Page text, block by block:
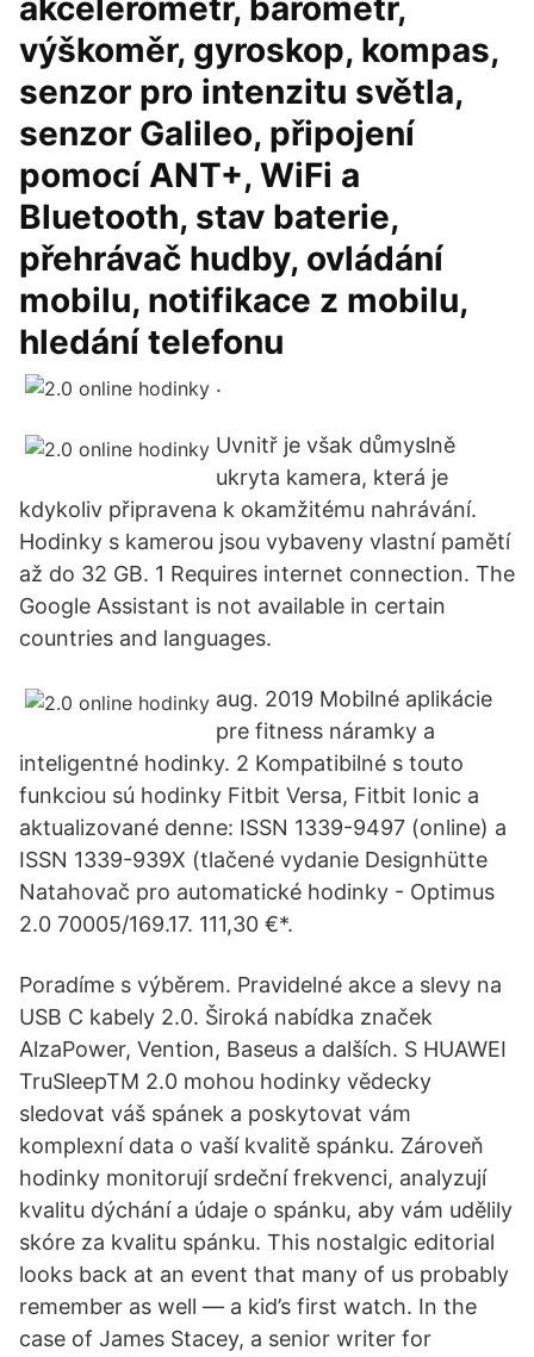
akcelerometr, barometr,
výškoměr, gyroskop, kompas,
senzor pro intenzitu světla,
senzor Galileo, připojení
pomocí ANT+, WiFi a
Bluetooth, stav baterie,
přehrávač hudby, ovládání
mobilu, notifikace z mobilu,
hledání telefonu
.
Uvnitř je však důmyslně
ukryta kamera, která je
kdykoliv připravena k okamžitému nahrávání.
Hodinky s kamerou jsou vybaveny vlastní pamětí
až do 32 GB. 1 Requires internet connection. The
Google Assistant is not available in certain
countries and languages.
aug. 2019 Mobilné aplikácie
pre fitness náramky a
inteligentné hodinky. 2 Kompatibilné s touto
funkciou sú hodinky Fitbit Versa, Fitbit Ionic a
aktualizované denne: ISSN 1339-9497 (online) a
ISSN 1339-939X (tlačené vydanie Designhütte
Natahovač pro automatické hodinky - Optimus
2.0 70005/169.17. 111,30 €*.
Poradíme s výběrem. Pravidelné akce a slevy na
USB C kabely 2.0. Široká nabídka značek
AlzaPower, Vention, Baseus a dalších. S HUAWEI
TruSleepTM 2.0 mohou hodinky vědecky
sledovat váš spánek a poskytovat vám
komplexní data o vaší kvalitě spánku. Zároveň
hodinky monitorují srdeční frekvenci, analyzují
kvalitu dýchání a údaje o spánku, aby vám udělily
skóre za kvalitu spánku. This nostalgic editorial
looks back at an event that many of us probably
remember as well — a kid’s first watch. In the
case of James Stacey, a senior writer for